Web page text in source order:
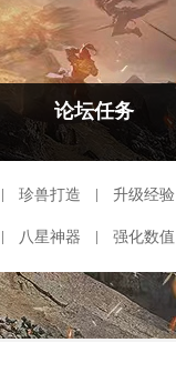
论坛任务
珍兽打造 升级经验
八星神器 强化数值